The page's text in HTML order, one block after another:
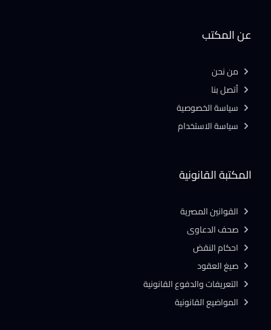
المكتبة القانونية
القوانين المصرية
صحف الدعاوى
احكام النقض
صيغ العقود
التعريفات والدفوع القانونية
المواضيع القانونية
عن المكتب
من نحن
أتصل بنا
سياسة الخصوصية
سياسة الاستخدام